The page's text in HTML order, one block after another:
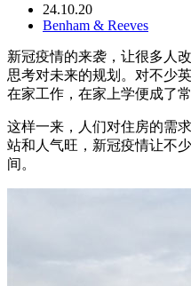
24.10.20
Benham & Reeves
新冠疫情的来袭，让很多人
思考对未来的规划。对不少
在家工作，在家上学便成了常
这样一来，人们对住房的需
站和人气旺，新冠疫情让不
间。